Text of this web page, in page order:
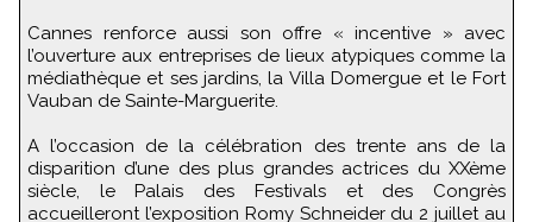
Cannes renforce aussi son offre « incentive » avec
l’ouverture aux entreprises de lieux atypiques comme la
médiathèque et ses jardins, la Villa Domergue et le Fort
Vauban de Sainte-Marguerite.
A l’occasion de la célébration des trente ans de la
disparition d’une des plus grandes actrices du XXème
siècle, le Palais des Festivals et des Congrès
accueilleront l’exposition Romy Schneider du 2 juillet au